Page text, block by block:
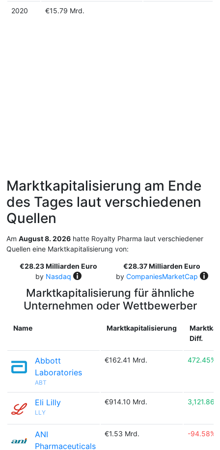
2020 €15.79 Mrd.
Marktkapitalisierung am Ende
des Tages laut verschiedenen
Quellen
Am August 8. 2026 hatte Royalty Pharma laut verschiedener
Quellen eine Marktkapitalisierung von:
€28.23 Milliarden Euro
by Nasdaq
€28.37 Milliarden Euro
by CompaniesMarketCap
Marktkapitalisierung für ähnliche
Unternehmen oder Wettbewerber
Name Marktkapitalisierung
Diff.
Abbott
Laboratories
ABT
€162.41 Mrd. 472.45%
Eli Lilly
LLY
€914.10 Mrd. 3,121.86%
ANI
Pharmaceuticals
€1.53 Mrd. -94.58%